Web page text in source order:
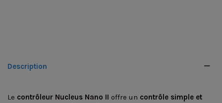
Description
Le contrôleur Nucleus Nano II offre un contrôle simple et